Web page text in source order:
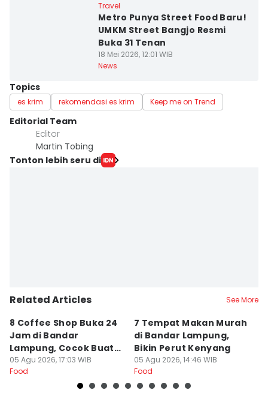
Travel
Metro Punya Street Food Baru!
UMKM Street Bangjo Resmi
Buka 31 Tenan
18 Mei 2026, 12:01 WIB
News
Topics
es krim rekomendasi es krim Keep me on Trend
Editorial Team
Editor
Martin Tobing
Tonton lebih seru di
Related Articles See More
8 Coffee Shop Buka 24
Jam di Bandar
Lampung, Cocok Buat
Begadang
05 Agu 2026, 17:03 WIB
Food
7 Tempat Makan Murah
di Bandar Lampung,
Bikin Perut Kenyang
05 Agu 2026, 14:46 WIB
Food